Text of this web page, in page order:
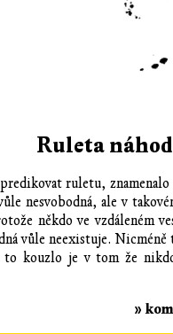
Ruleta
ruletu,
nesvobodná, ale v
někdo ve vzdáleném
vůle neexistuje.
to kouzlo je v tom že
»